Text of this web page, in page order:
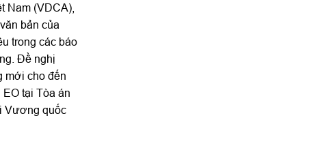
Nam (VDCA),
bản của
trong các báo
Đề nghị
mới cho đến
tại Tòa án
Vương quốc